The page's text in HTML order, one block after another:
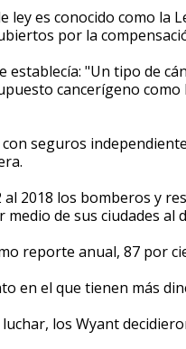
ley es conocido como la
por la
establecía: "Un tipo de
cancerígeno
con seguros
al 2018 los bomberos y
medio de sus ciudades
reporte anual, 87 por
en el que tienen más
luchar, los Wyant